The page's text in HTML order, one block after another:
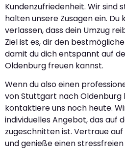
Kundenzufriedenheit. Wir sind
halten unsere Zusagen ein. Du
verlassen, dass dein Umzug
Ziel ist es, dir den
damit du dich entspannt auf
Oldenburg freuen kannst.
Wenn du also einen
von Stuttgart nach Oldenburg
kontaktiere uns noch heute.
individuelles Angebot, das auf
zugeschnitten ist. Vertraue
und genieße einen stressfreien